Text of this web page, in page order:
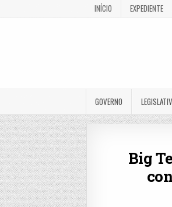
INÍCIO EXPEDIENTE
GOVERNO
Big